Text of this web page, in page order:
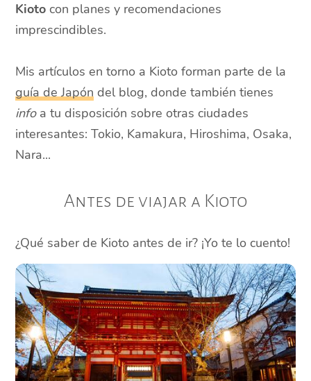
Kioto con planes y recomendaciones
imprescindibles.
Mis artículos en torno a Kioto forman parte de la
guía de Japón del blog, donde también tienes
infoa tu disposición sobre otras ciudades
interesantes: Tokio, Kamakura, Hiroshima, Osaka,
Nara...
Antes de viajar a Kioto
¿Qué saber de Kioto antes de ir? ¡Yo te lo cuento!